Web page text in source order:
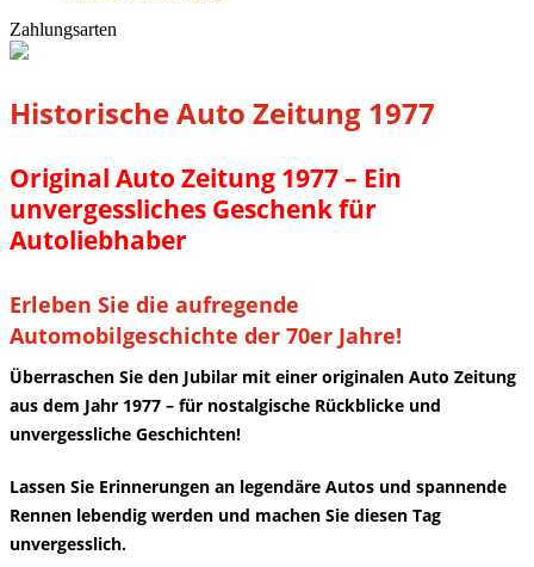
Zahlungsarten
Historische Auto Zeitung 1977
Original Auto Zeitung 1977 – Ein
unvergessliches Geschenk für
Autoliebhaber
Erleben Sie die aufregende
Automobilgeschichte der 70er Jahre!
Überraschen Sie den Jubilar mit einer originalen Auto Zeitung
aus dem Jahr 1977 – für nostalgische Rückblicke und
unvergessliche Geschichten!
Lassen Sie Erinnerungen an legendäre Autos und spannende
Rennen lebendig werden und machen Sie diesen Tag
unvergesslich.